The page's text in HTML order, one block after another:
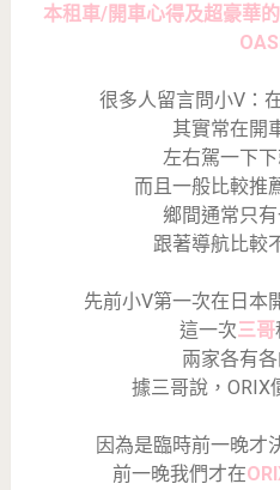
本租車/開車心得及超豪華
很多人留言問小V：
其實常在開
左右駕一下下
而且一般比較推
鄉間通常只有
跟著導航比較
先前小V第一次在日本
這一次三哥
兩家各有各
據三哥說，ORIX
因為是臨時前一晚才
前一晚我們才在